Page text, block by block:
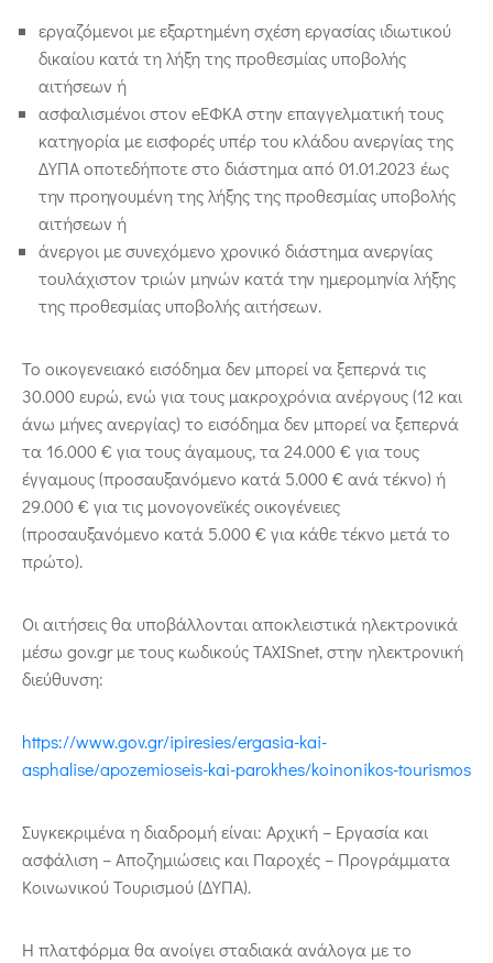
εργαζόμενοι με εξαρτημένη σχέση εργασίας ιδιωτικού
δικαίου κατά τη λήξη της προθεσμίας υποβολής
αιτήσεων ή
ασφαλισμένοι στον eEΦΚΑ στην επαγγελματική τους
κατηγορία με εισφορές υπέρ του κλάδου ανεργίας της
ΔΥΠΑ οποτεδήποτε στο διάστημα από 01.01.2023 έως
την προηγουμένη της λήξης της προθεσμίας υποβολής
αιτήσεων ή
άνεργοι με συνεχόμενο χρονικό διάστημα ανεργίας
τουλάχιστον τριών μηνών κατά την ημερομηνία λήξης
της προθεσμίας υποβολής αιτήσεων.
Το οικογενειακό εισόδημα δεν μπορεί να ξεπερνά τις
30.000 ευρώ, ενώ για τους μακροχρόνια ανέργους (12 και
άνω μήνες ανεργίας) το εισόδημα δεν μπορεί να ξεπερνά
τα 16.000 € για τους άγαμους, τα 24.000 € για τους
έγγαμους (προσαυξανόμενο κατά 5.000 € ανά τέκνο) ή
29.000 € για τις μονογονεϊκές οικογένειες
(προσαυξανόμενο κατά 5.000 € για κάθε τέκνο μετά το
πρώτο).
Οι αιτήσεις θα υποβάλλονται αποκλειστικά ηλεκτρονικά
μέσω gov.gr με τους κωδικούς TAXISnet, στην ηλεκτρονική
διεύθυνση:
https://www.gov.gr/ipiresies/ergasia-kai-
asphalise/apozemioseis-kai-parokhes/koinonikos-tourismos
Συγκεκριμένα η διαδρομή είναι: Αρχική – Εργασία και
ασφάλιση – Αποζημιώσεις και Παροχές – Προγράμματα
Κοινωνικού Τουρισμού (ΔΥΠΑ).
Η πλατφόρμα θα ανοίγει σταδιακά ανάλογα με το